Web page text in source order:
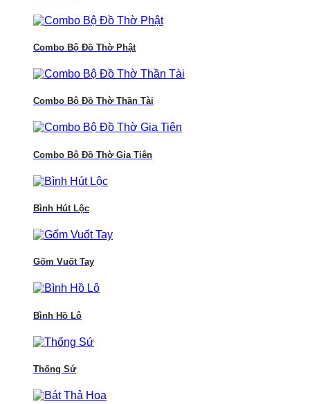
Combo Bộ Đồ Thờ Phật
Combo Bộ Đồ Thờ Thần Tài
Combo Bộ Đồ Thờ Gia Tiên
Bình Hút Lộc
Gốm Vuốt Tay
Bình Hồ Lô
Thống Sứ